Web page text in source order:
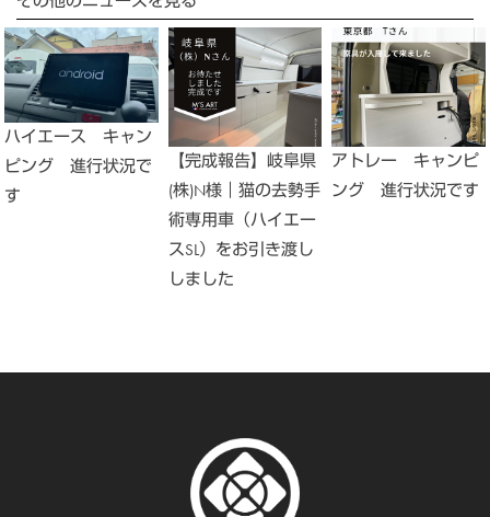
ハイエース キャン
ピング 進行状況で
す
【完成報告】岐阜県
(株)N様｜猫の去勢手
術専用車（ハイエー
スSL）をお引き渡し
しました
アトレー キャンピ
ング 進行状況です